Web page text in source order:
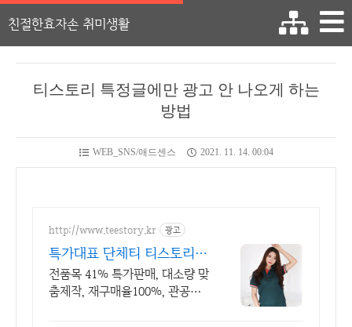
친절한효자손 취미생활
티스토리 특정글에만 광고 안 나오게 하는
방법
WEB_SNS/애드센스 2021. 11. 14. 00:04
http://www.teestory.kr 광고
특가대표 단체티 티스토리 1
6년 전통의 전문업체
전품목 41% 특가판매, 대소량 맞
춤제작, 재구매율100%, 관공서